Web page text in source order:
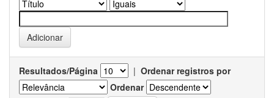
Resultados/Página | Ordenar registros por
Ordenar